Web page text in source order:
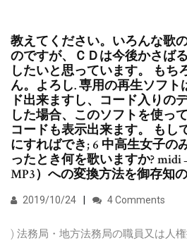
教えてください。いろんな歌
のですが、ＣＤは今後かさば
したいと思っています。 もち
ん。よろし. 専用の再生ソフ
ド出来ますし、コード入りの
した場合、このソフトを使っ
コードも表示出来ます。 もし
にすればでき; 6 中高生女子の
ったとき何を歌いますか?
MP3）への変換方法を御存知
2019/10/24 4 Comments
) 法務局・地方法務局の職員又は人